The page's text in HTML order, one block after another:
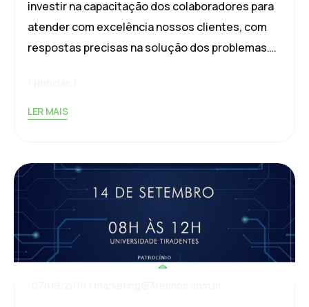
investir na capacitação dos colaboradores para
atender com excelência nossos clientes, com
respostas precisas na solução dos problemas….
LER MAIS